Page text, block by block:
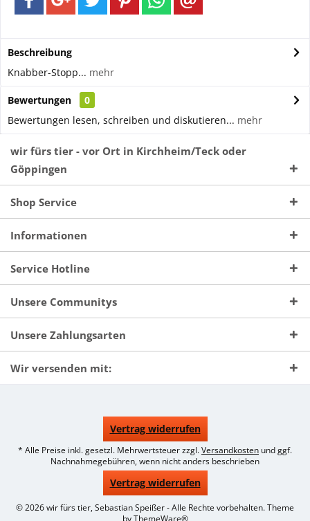
Beschreibung
Knabber-Stopp... mehr
Bewertungen
0
Bewertungen lesen, schreiben und diskutieren... mehr
wir fürs tier - vor Ort in Kirchheim/Teck oder
Göppingen
Shop Service
Informationen
Service Hotline
Unsere Communitys
Unsere Zahlungsarten
Wir versenden mit:
Vertrag widerrufen
* Alle Preise inkl. gesetzl. Mehrwertsteuer zzgl.Versandkosten und ggf.
Nachnahmegebühren, wenn nicht anders beschrieben
Vertrag widerrufen
© 2026 wir fürs tier, Sebastian Speißer - Alle Rechte vorbehalten. Theme